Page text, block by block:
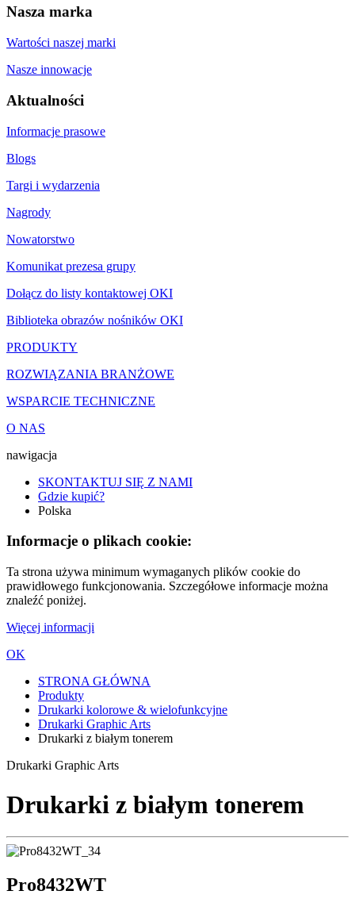
Nasza marka
Wartości naszej marki
Nasze innowacje
Aktualności
Informacje prasowe
Blogs
Targi i wydarzenia
Nagrody
Nowatorstwo
Komunikat prezesa grupy
Dołącz do listy kontaktowej OKI
Biblioteka obrazów nośników OKI
PRODUKTY
ROZWIĄZANIA BRANŻOWE
WSPARCIE TECHNICZNE
O NAS
nawigacja
SKONTAKTUJ SIĘ Z NAMI
Gdzie kupić?
Polska
Informacje o plikach cookie:
Ta strona używa minimum wymaganych plików cookie do
prawidłowego funkcjonowania. Szczegółowe informacje można
znaleźć poniżej.
Więcej informacji
OK
STRONA GŁÓWNA
Produkty
Drukarki kolorowe & wielofunkcyjne
Drukarki Graphic Arts
Drukarki z białym tonerem
Drukarki Graphic Arts
Drukarki z białym tonerem
Pro8432WT